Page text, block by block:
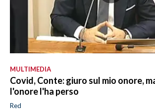
MULTIMEDIA
Covid, Conte: giuro sul mio onore,
l'onore l'ha perso
Red